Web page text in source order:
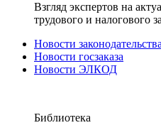
Взгляд экспертов на
трудового и налогового
Новости законодательства
Новости госзаказа
Новости ЭЛКОД
Библиотека